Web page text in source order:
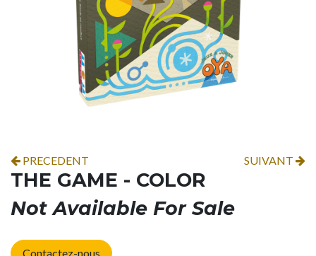
PRECEDENT SUIVANT
THE GAME - COLOR
Not Available For Sale
Contactez-nous